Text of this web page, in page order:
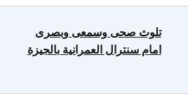
تلوث صحى وسمعى وبصرى
امام سنترال العمرانية بالجيزة